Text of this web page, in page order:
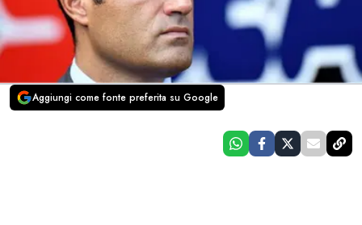
Aggiungi come fonte preferita su Google